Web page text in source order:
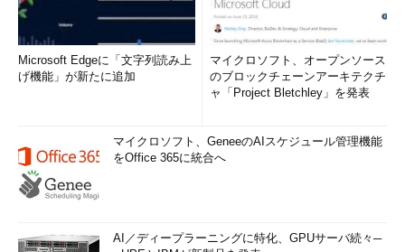
Microsoft Edgeに「文字列読み上
げ機能」が新たに追加
マイクロソフト、オープンソース
のブロックチェーンアーキテクチ
ャ「Project Bletchley」を発表
マイクロソフト、GeneeのAIスケジュール管理機能
をOffice 365に統合へ
AI／ディープラーニングに特化、GPUサーバ続々─